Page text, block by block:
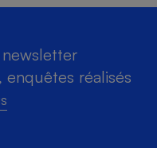
enquêtes réalisés